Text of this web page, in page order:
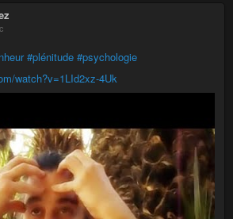
#plénitude #psychologie
watch?v=1LId2xz-4Uk